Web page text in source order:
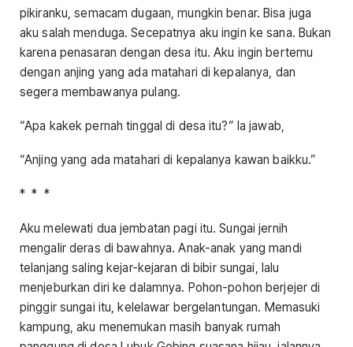
pikiranku, semacam dugaan, mungkin benar. Bisa juga
aku salah menduga. Secepatnya aku ingin ke sana. Bukan
karena penasaran dengan desa itu. Aku ingin bertemu
dengan anjing yang ada matahari di kepalanya, dan
segera membawanya pulang.
“Apa kakek pernah tinggal di desa itu?” Ia jawab,
“Anjing yang ada matahari di kepalanya kawan baikku.”
* * *
Aku melewati dua jembatan pagi itu. Sungai jernih
mengalir deras di bawahnya. Anak-anak yang mandi
telanjang saling kejar-kejaran di bibir sungai, lalu
menjeburkan diri ke dalamnya. Pohon-pohon berjejer di
pinggir sungai itu, kelelawar bergelantungan. Memasuki
kampung, aku menemukan masih banyak rumah